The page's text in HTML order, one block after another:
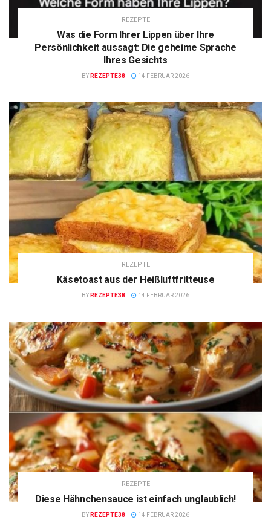
REZEPTE
Was die Form Ihrer Lippen über Ihre
Persönlichkeit aussagt: Die geheime Sprache
Ihres Gesichts
BY REZEPTE38 14 FEBRUAR 2026
REZEPTE
Käsetoast aus der Heißluftfritteuse
BY REZEPTE38 14 FEBRUAR 2026
REZEPTE
Diese Hähnchensauce ist einfach unglaublich!
BY REZEPTE38 14 FEBRUAR 2026